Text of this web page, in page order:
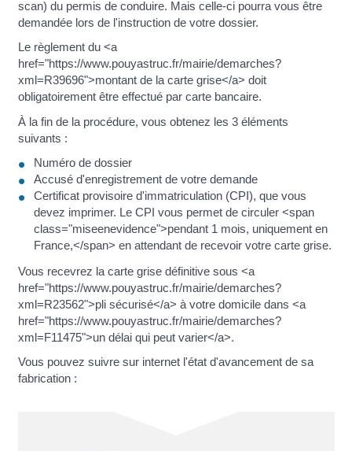
scan) du permis de conduire. Mais celle-ci pourra vous être
demandée lors de l'instruction de votre dossier.
Le règlement du <a
href="https://www.pouyastruc.fr/mairie/demarches?
xml=R39696">montant de la carte grise</a> doit
obligatoirement être effectué par carte bancaire.
À la fin de la procédure, vous obtenez les 3 éléments
suivants :
Numéro de dossier
Accusé d'enregistrement de votre demande
Certificat provisoire d'immatriculation (CPI), que vous
devez imprimer. Le CPI vous permet de circuler <span
class="miseenevidence">pendant 1 mois, uniquement en
France,</span> en attendant de recevoir votre carte grise.
Vous recevrez la carte grise définitive sous <a
href="https://www.pouyastruc.fr/mairie/demarches?
xml=R23562">pli sécurisé</a> à votre domicile dans <a
href="https://www.pouyastruc.fr/mairie/demarches?
xml=F11475">un délai qui peut varier</a>.
Vous pouvez suivre sur internet l'état d'avancement de sa
fabrication :